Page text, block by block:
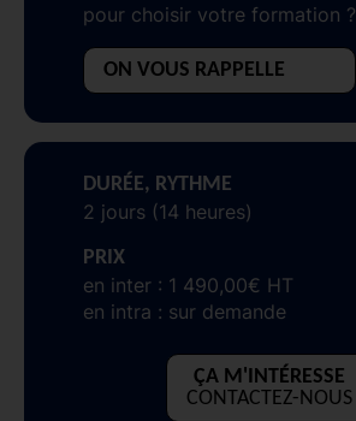
pour choisir votre formation ?
ON VOUS RAPPELLE
DURÉE, RYTHME
2 jours (14 heures)
PRIX
en inter : 1 490,00€ HT
en intra : sur demande
ÇA M'INTÉRESSE
CONTACTEZ-NOUS